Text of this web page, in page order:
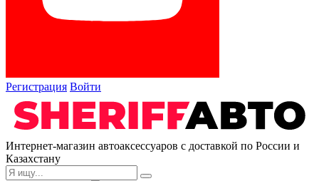
Регистрация Войти
Интернет-магазин автоаксессуаров с доставкой по России и
Казахстану